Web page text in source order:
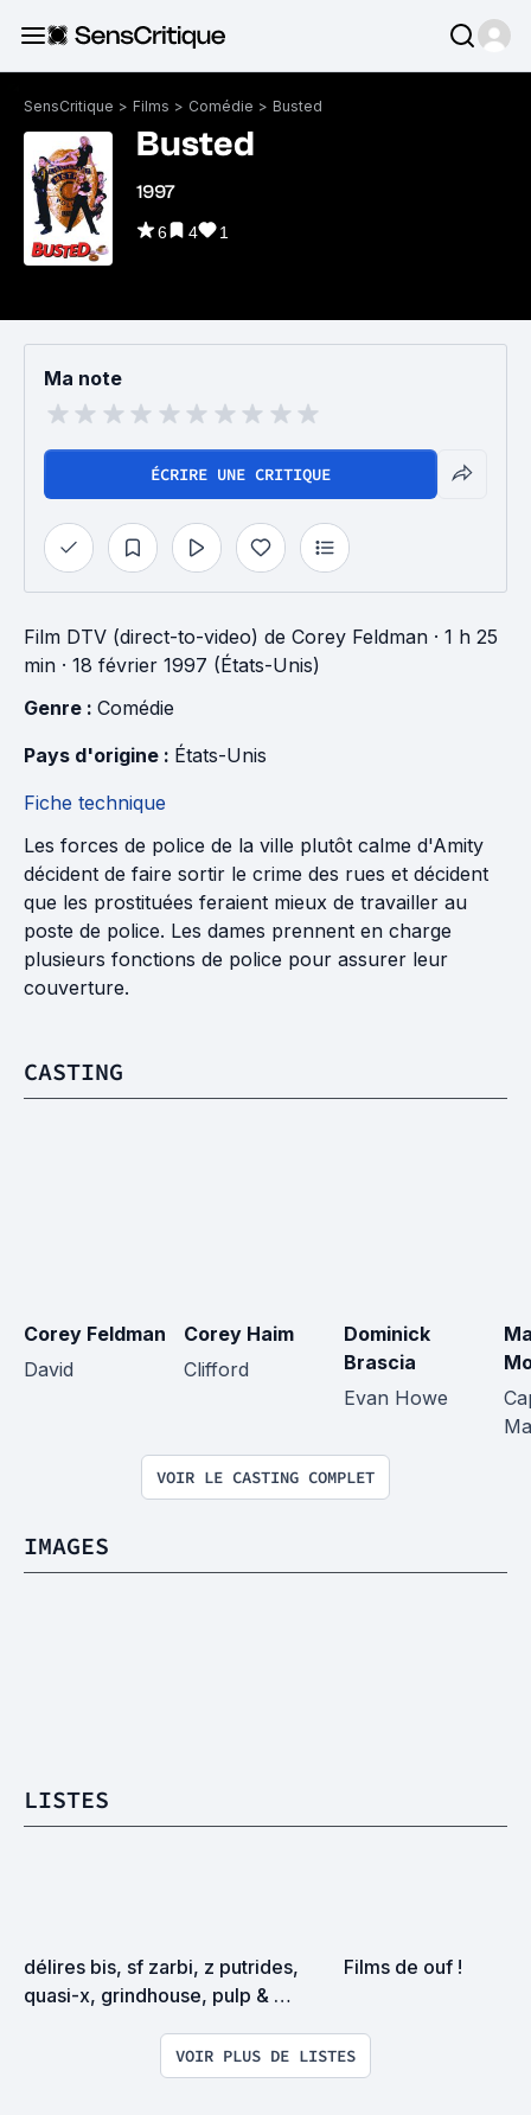
SensCritique > Films > Comédie > Busted
Busted
1997
6 4 1
Ma note
ÉCRIRE UNE CRITIQUE
Film DTV (direct-to-video) de Corey Feldman · 1 h 25
min · 18 février 1997 (États-Unis)
Genre : Comédie
Pays d'origine : États-Unis
Fiche technique
Les forces de police de la ville plutôt calme d'Amity
décident de faire sortir le crime des rues et décident
que les prostituées feraient mieux de travailler au
poste de police. Les dames prennent en charge
plusieurs fonctions de police pour assurer leur
couverture.
CASTING
Corey Feldman
David
Corey Haim
Clifford
Dominick
Brascia
Evan Howe
VOIR LE CASTING COMPLET
IMAGES
LISTES
délires bis, sf zarbi, z putrides,
quasi-x, grindhouse, pulp &
Films de ouf !
VOIR PLUS DE LISTES